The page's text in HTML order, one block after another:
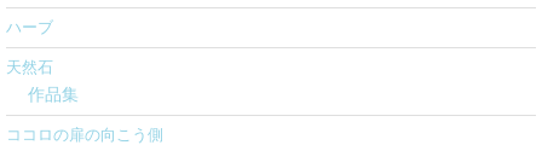
ハーブ
天然石
作品集
ココロの扉の向こう側